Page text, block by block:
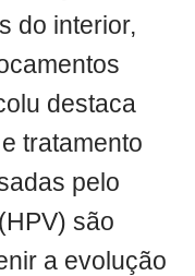
do interior,
destaca
tratamento
pelo
são
a evolução